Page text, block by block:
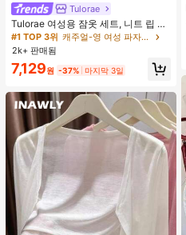
Tulorae
Tulorae 여성용 잠옷 세트, 니트 립 원
단, 하트 프린트 대비 레이스 트림, 로
맨틱 달콤 귀여운 섹시 캐미솔 & 반바
지 베이비돌 잠옷 세트 투피스 나이트
세트 섹시 잠옷 세트 여성용 잠옷 롬퍼
투피스 잠옷 세트 여성용 잠옷 세트 도
트 잠옷 세트 잠옷 반바지 세트 투피스
잠옷 세트 여성용 여름 세트 도트 반바
지 세트 여성용 잠옷 세트 반바지 잠옷
세트 여성용 투피스 여름 라운지 세트
#1 TOP 3위
캐주얼-영 여성 파자마 세트
2k+ 판매됨
7,129원 -37% 마지막 3일